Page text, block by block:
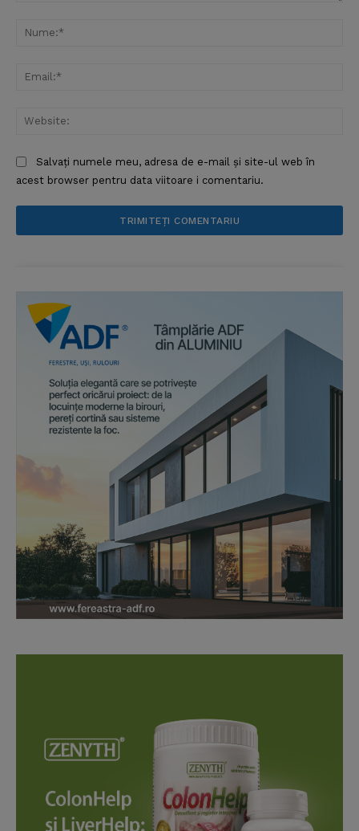
Salvați numele meu, adresa de e-mail și site-ul web în
acest browser pentru data viitoare i comentariu.